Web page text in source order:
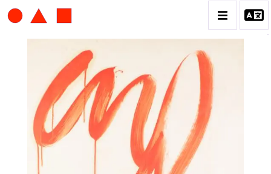
ALBERT CHUBAC
BIOGRAPHIE
CATALOGUE DES OEUVRES